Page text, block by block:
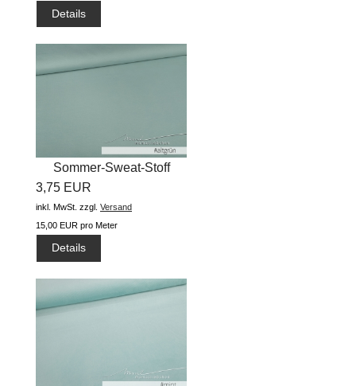
Details
Sommer-Sweat-Stoff
"Basic uni...
3,75 EUR
inkl. MwSt. zzgl. Versand
15,00 EUR pro Meter
Details